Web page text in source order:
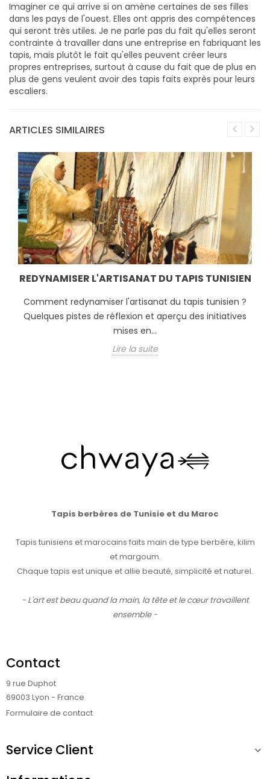
Imaginer ce qui arrive si on amène certaines de ses filles
dans les pays de l'ouest. Elles ont appris des compétences
qui seront très utiles. Je ne parle pas du fait qu'elles seront
contrainte à travailler dans une entreprise en fabriquant les
tapis, mais plutôt le fait qu'elles peuvent créer leurs
propres entreprises, surtout à cause du fait que de plus en
plus de gens veulent avoir des tapis faits exprès pour leurs
escaliers.
ARTICLES SIMILAIRES
REDYNAMISER L'ARTISANAT DU TAPIS TUNISIEN
Comment redynamiser l'artisanat du tapis tunisien ?
Quelques pistes de réflexion et aperçu des initiatives
mises en...
Lire la suite
Tapis berbères de Tunisie et du Maroc
Tapis tunisiens et marocains faits main de type berbère, kilim
et margoum.
Chaque tapis est unique et allie beauté, simplicité et naturel.
- L'art est beau quand la main, la tête et le cœur travaillent
ensemble -
Contact
9 rue Duphot
69003 Lyon - France
Formulaire de contact
Service Client 